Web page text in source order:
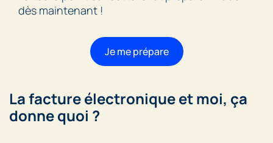
dès maintenant !
Je me prépare
La facture électronique et moi, ça
donne quoi ?